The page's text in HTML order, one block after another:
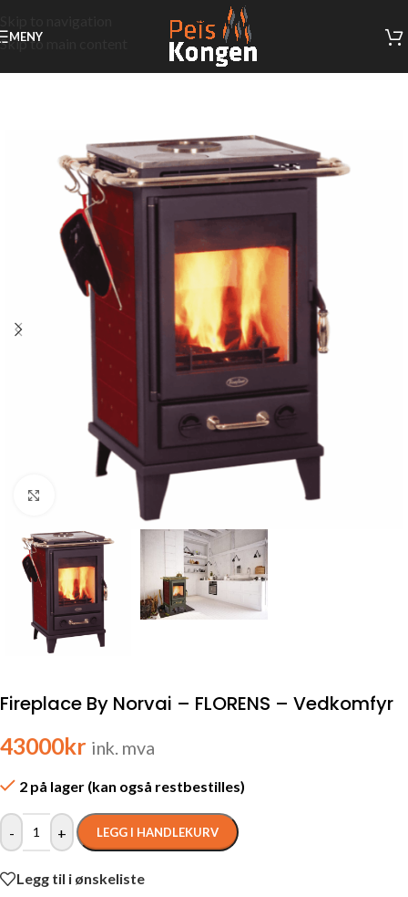
Skip to main content
MENY
Click to enlarge
Fireplace By Norvai – FLORENS – Vedkomfyr
43000kr ink. mva
2 på lager (kan også restbestilles)
- + LEGG I HANDLEKURV
Legg til i ønskeliste